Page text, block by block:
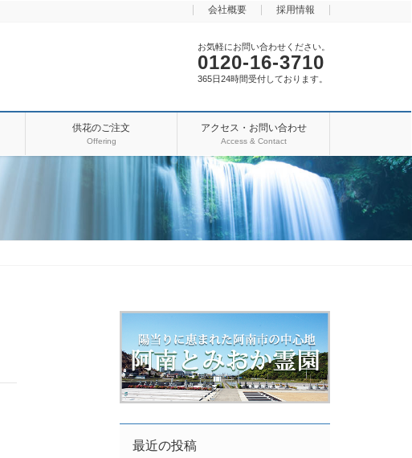
会社概要 採用情報
お気軽にお問い合わせください。
0120-16-3710
365日24時間受付しております。
供花のご注文
Offering
アクセス・お問い合わせ
Access & Contact
最近の投稿